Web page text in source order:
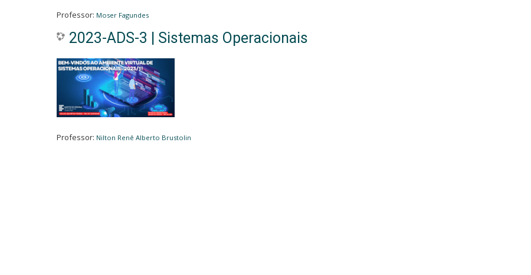
Professor: Moser Fagundes
2023-ADS-3 | Sistemas Operacionais
Professor: Nilton Renê Alberto Brustolin